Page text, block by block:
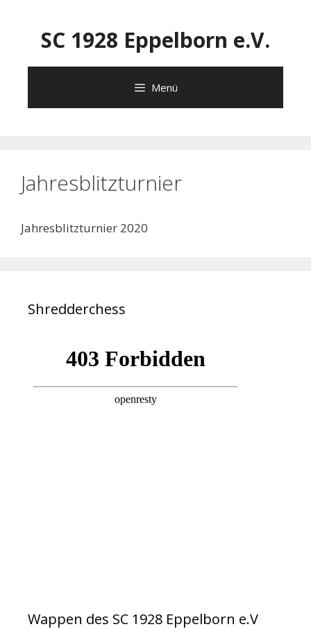
springenSC 1928 Eppelborn e.V.
Menü
Jahresblitzturnier
Jahresblitzturnier 2020
Shredderchess
Wappen des SC 1928 Eppelborn e.V